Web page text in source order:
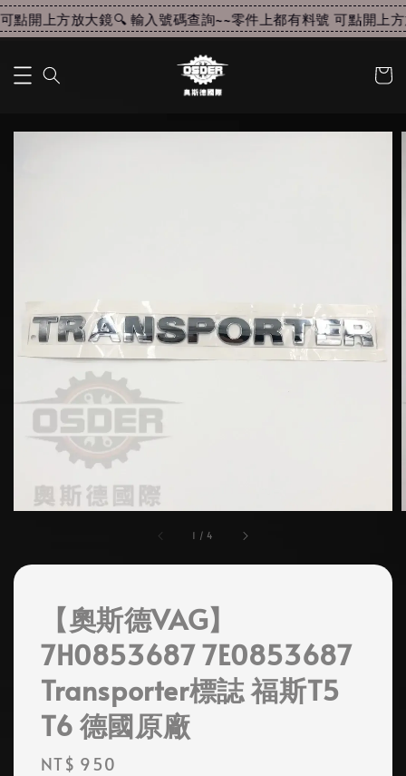
點開上方放大鏡🔍 輸入號碼查詢~~零件上都有料號 可點開上方
1 /4
【奧斯德VAG】
7H0853687 7E0853687
Transporter標誌 福斯T5
T6 德國原廠
Regular
NT$ 950